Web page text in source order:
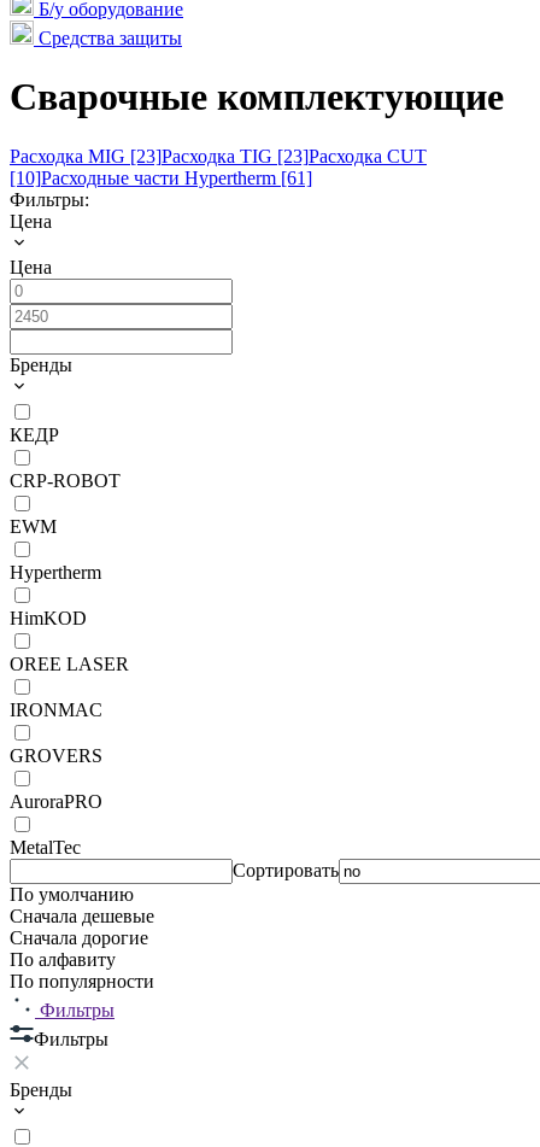
Б/у оборудование
Средства защиты
Сварочные комплектующие
Расходка MIG [23]Расходка TIG [23]Расходка CUT
[10]Расходные части Hypertherm [61]
Фильтры:
Цена
Цена
Бренды
КЕДР
CRP-ROBOT
EWM
Hypertherm
HimKOD
OREE LASER
IRONMAC
GROVERS
AuroraPRO
MetalTec
Сортировать
По умолчанию
Сначала дешевые
Сначала дорогие
По алфавиту
По популярности
Фильтры
Фильтры
Бренды